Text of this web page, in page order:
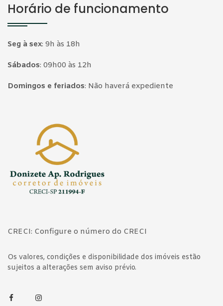
Horário de funcionamento
Seg à sex: 9h às 18h
Sábados: 09h00 às 12h
Domingos e feriados: Não haverá expediente
CRECI: Configure o número do CRECI
Os valores, condições e disponibilidade dos imóveis estão
sujeitos a alterações sem aviso prévio.
FacebookInstagram